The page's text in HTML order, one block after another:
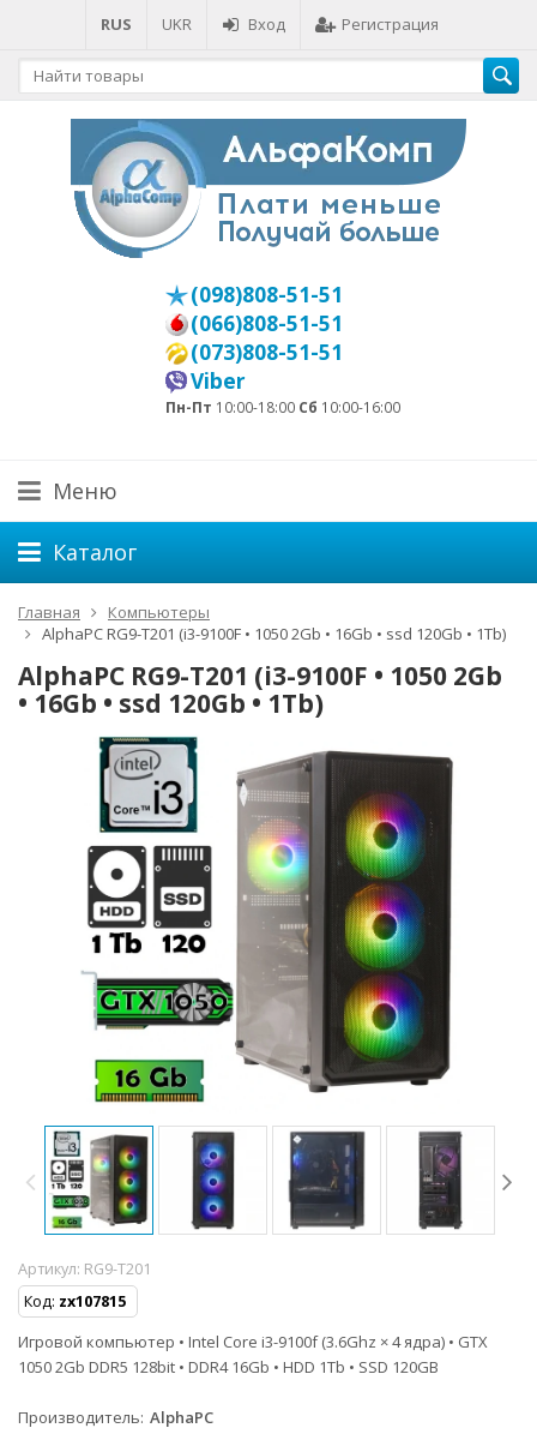
RUS UKR Вход Регистрация
(098)808-51-51
(066)808-51-51
(073)808-51-51
Viber
Пн-Пт 10:00-18:00 Сб 10:00-16:00
Меню
Каталог
Главная
Компьютеры
AlphaPC RG9-T201 (i3-9100F • 1050 2Gb • 16Gb • ssd 120Gb • 1Tb)
AlphaPC RG9-T201 (i3-9100F • 1050 2Gb
• 16Gb • ssd 120Gb • 1Tb)
Артикул: RG9-T201
Код: zx107815
Игровой компьютер • Intel Core i3-9100f (3.6Ghz × 4 ядра) • GTX
1050 2Gb DDR5 128bit • DDR4 16Gb • HDD 1Tb • SSD 120GB
Производитель AlphaPC